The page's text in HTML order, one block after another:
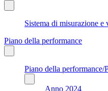
Sistema di misurazione e
Piano della performance
Piano della performance/
Anno 2024